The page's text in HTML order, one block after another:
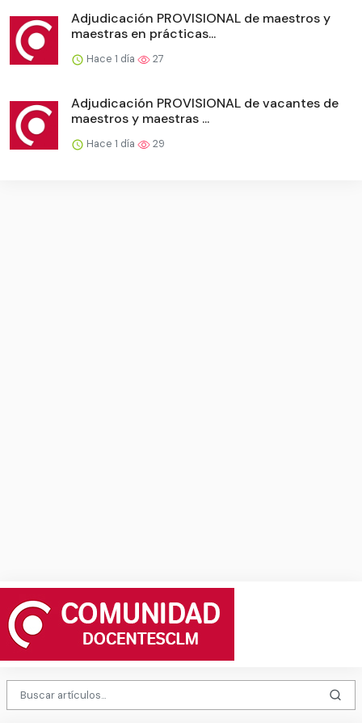
Adjudicación PROVISIONAL de maestros y
maestras en prácticas...
Hace 1 día 27
Adjudicación PROVISIONAL de vacantes de
maestros y maestras ...
Hace 1 día 29